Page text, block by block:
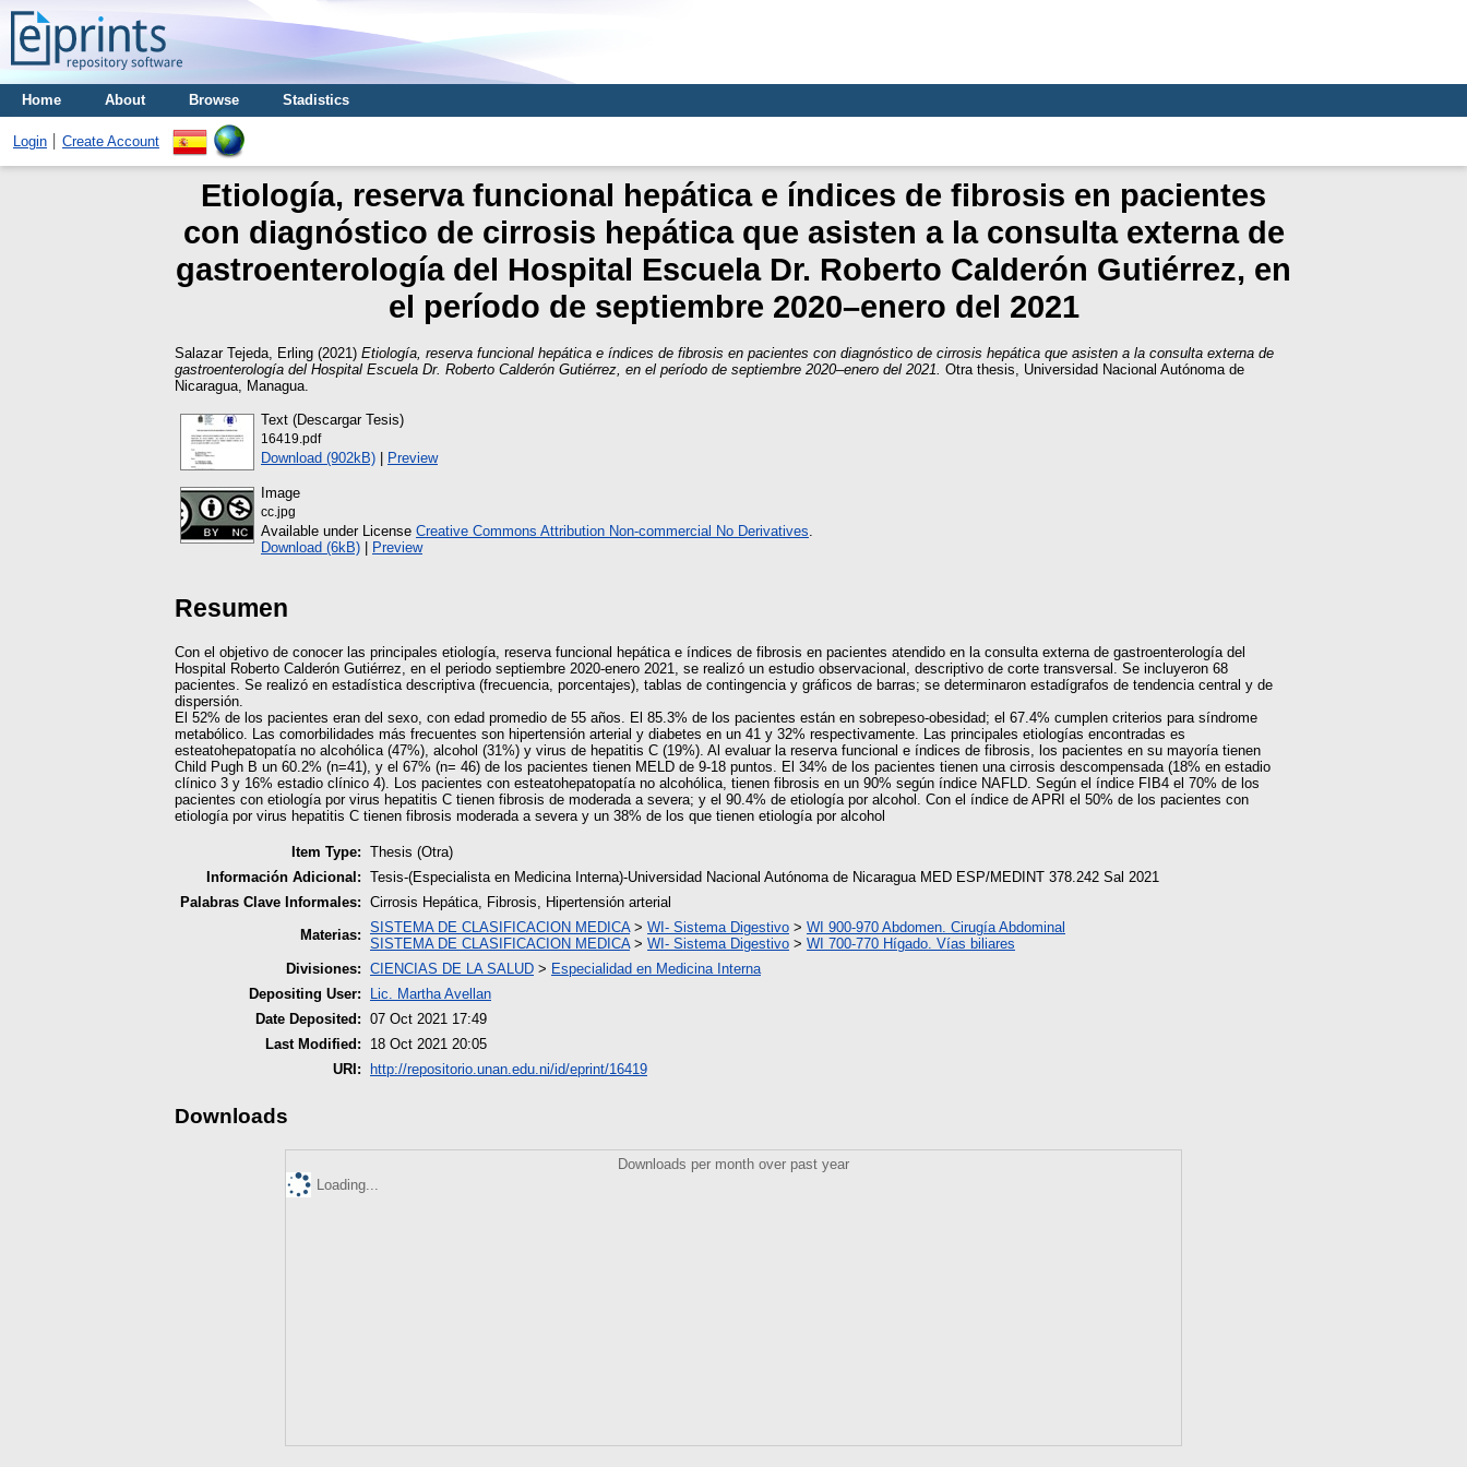
Home About Browse Stadistics
Login Create Account
Etiología, reserva funcional hepática e índices de fibrosis en pacientes
con diagnóstico de cirrosis hepática que asisten a la consulta externa de
gastroenterología del Hospital Escuela Dr. Roberto Calderón Gutiérrez, en
el período de septiembre 2020–enero del 2021
Salazar Tejeda, Erling (2021) Etiología, reserva funcional hepática e índices de fibrosis en pacientes con diagnóstico de cirrosis hepática que asisten a la consulta externa de
gastroenterología del Hospital Escuela Dr. Roberto Calderón Gutiérrez, en el período de septiembre 2020–enero del 2021. Otra thesis, Universidad Nacional Autónoma de
Nicaragua, Managua.
Text (Descargar Tesis)
16419.pdf
Download (902kB) | Preview
Image
cc.jpg
Available under License Creative Commons Attribution Non-commercial No Derivatives
Download (6kB) | Preview
Resumen
Con el objetivo de conocer las principales etiología, reserva funcional hepática e índices de fibrosis en pacientes atendido en la consulta externa de gastroenterología del
Hospital Roberto Calderón Gutiérrez, en el periodo septiembre 2020-enero 2021, se realizó un estudio observacional, descriptivo de corte transversal. Se incluyeron 68
pacientes. Se realizó en estadística descriptiva (frecuencia, porcentajes), tablas de contingencia y gráficos de barras; se determinaron estadígrafos de tendencia central y de
dispersión.
El 52% de los pacientes eran del sexo, con edad promedio de 55 años. El 85.3% de los pacientes están en sobrepeso-obesidad; el 67.4% cumplen criterios para síndrome
metabólico. Las comorbilidades más frecuentes son hipertensión arterial y diabetes en un 41 y 32% respectivamente. Las principales etiologías encontradas es
esteatohepatopatía no alcohólica (47%), alcohol (31%) y virus de hepatitis C (19%). Al evaluar la reserva funcional e índices de fibrosis, los pacientes en su mayoría tienen
Child Pugh B un 60.2% (n=41), y el 67% (n= 46) de los pacientes tienen MELD de 9-18 puntos. El 34% de los pacientes tienen una cirrosis descompensada (18% en estadio
clínico 3 y 16% estadio clínico 4). Los pacientes con esteatohepatopatía no alcohólica, tienen fibrosis en un 90% según índice NAFLD. Según el índice FIB4 el 70% de los
pacientes con etiología por virus hepatitis C tienen fibrosis de moderada a severa; y el 90.4% de etiología por alcohol. Con el índice de APRI el 50% de los pacientes con
etiología por virus hepatitis C tienen fibrosis moderada a severa y un 38% de los que tienen etiología por alcohol
Item Type: Thesis (Otra)
Información Adicional: Tesis-(Especialista en Medicina Interna)-Universidad Nacional Autónoma de Nicaragua MED ESP/MEDINT 378.242 Sal 2021
Palabras Clave Informales: Cirrosis Hepática, Fibrosis, Hipertensión arterial
Materias: SISTEMA DE CLASIFICACION MEDICA> WI- Sistema Digestivo > WI 900-970 Abdomen. Cirugía Abdominal
SISTEMA DE CLASIFICACION MEDICA> WI- Sistema Digestivo > WI 700-770 Hígado. Vías biliares
Divisiones: CIENCIAS DE LA SALUD > Especialidad en Medicina Interna
Depositing User:
Lic. Martha Avellan
Date Deposited: 07 Oct 2021 17:49
Last Modified:
18 Oct 2021 20:05
URI:
http://repositorio.unan.edu.ni/id/eprint/16419
Downloads
Downloads per month over past year
Loading...